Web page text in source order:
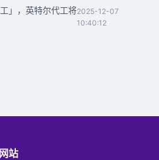
」，英特尔代工将2025-12-07
10:40:12
站